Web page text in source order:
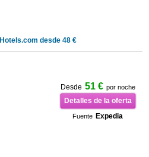
Hotels.com desde 48 €
Desde 51 € por noche
Detalles de la oferta
Fuente Expedia